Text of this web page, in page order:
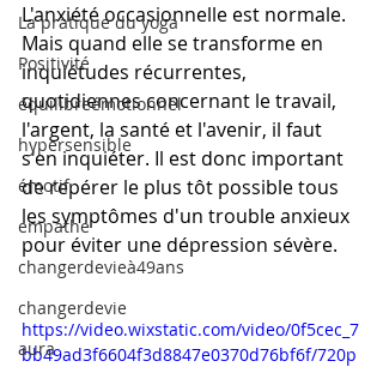
La pratique du yoga
Positivité
équilibreémotionnel
hypersensible
émotif
empathe
changerdevieà49ans
changerdevie
aura
L'anxiété occasionnelle est normale.
Mais quand elle se transforme en
inquiétudes récurrentes,
quotidiennes concernant le travail,
l'argent, la santé et l'avenir, il faut
s'en inquiéter. Il est donc important
de repérer le plus tôt possible tous
les symptômes d'un trouble anxieux
pour éviter une dépression sévère.
https://video.wixstatic.com/video/0f5cec_7
bb49ad3f6604f3d8847e0370d76bf6f/720p